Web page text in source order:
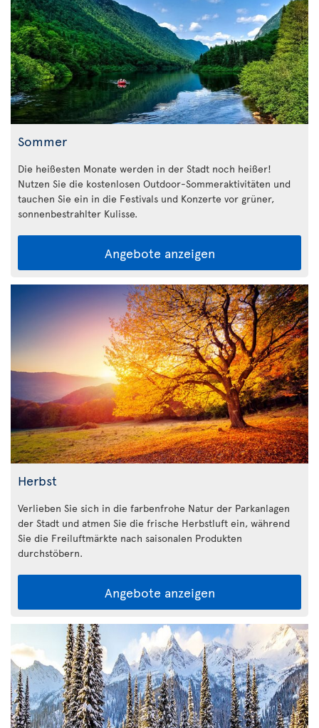
Sommer
Die heißesten Monate werden in der Stadt noch heißer!
Nutzen Sie die kostenlosen Outdoor-Sommeraktivitäten und
tauchen Sie ein in die Festivals und Konzerte vor grüner,
sonnenbestrahlter Kulisse.
Angebote anzeigen
Herbst
Verlieben Sie sich in die farbenfrohe Natur der Parkanlagen
der Stadt und atmen Sie die frische Herbstluft ein, während
Sie die Freiluftmärkte nach saisonalen Produkten
durchstöbern.
Angebote anzeigen